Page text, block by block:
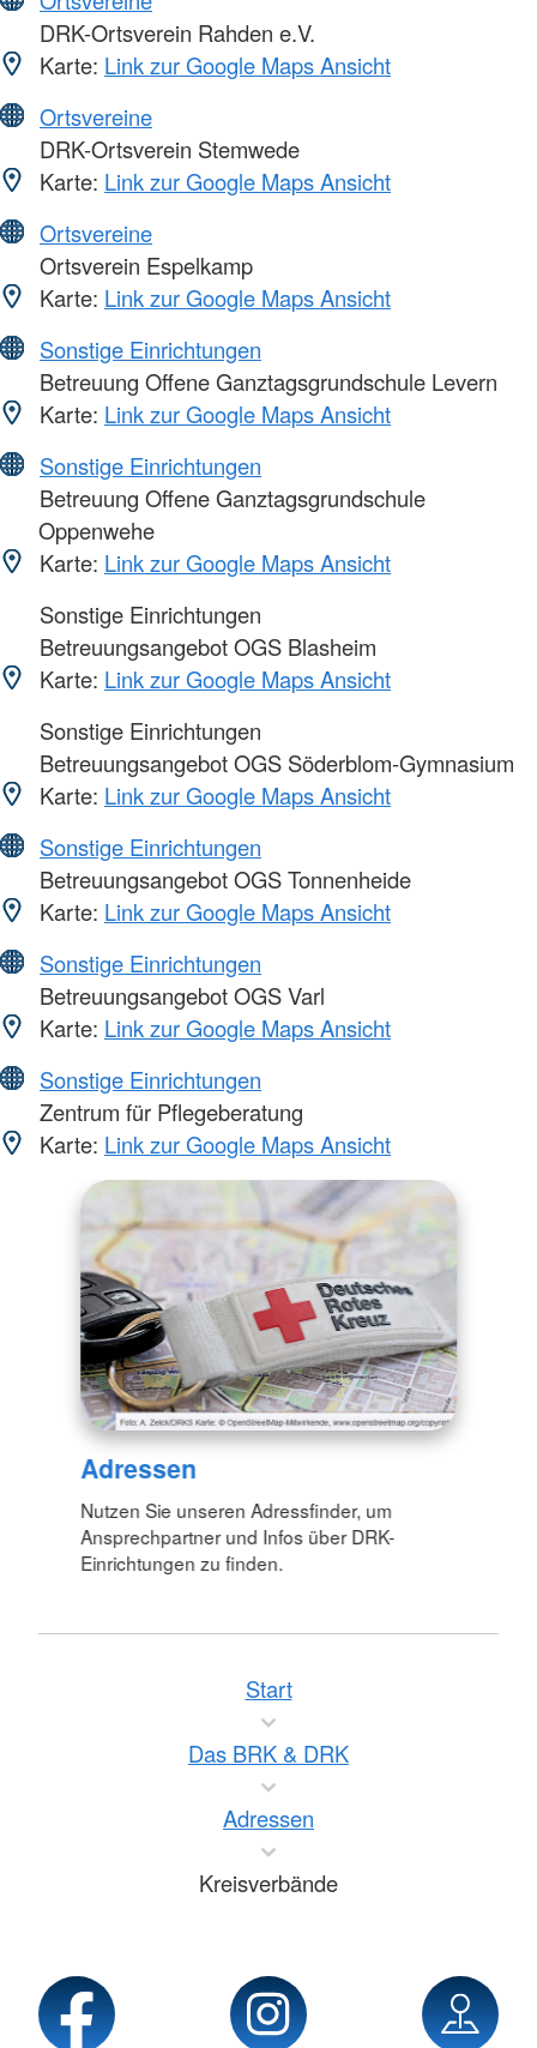
DRK-Ortsverein Rahden e.V.
Karte: Link zur Google Maps Ansicht
Ortsvereine
DRK-Ortsverein Stemwede
Karte: Link zur Google Maps Ansicht
Ortsvereine
Ortsverein Espelkamp
Karte: Link zur Google Maps Ansicht
Sonstige Einrichtungen
Betreuung Offene Ganztagsgrundschule Levern
Karte: Link zur Google Maps Ansicht
Sonstige Einrichtungen
Betreuung Offene Ganztagsgrundschule
Oppenwehe
Karte: Link zur Google Maps Ansicht
Sonstige Einrichtungen
Betreuungsangebot OGS Blasheim
Karte: Link zur Google Maps Ansicht
Sonstige Einrichtungen
Betreuungsangebot OGS Söderblom-Gymnasium
Karte: Link zur Google Maps Ansicht
Sonstige Einrichtungen
Betreuungsangebot OGS Tonnenheide
Karte: Link zur Google Maps Ansicht
Sonstige Einrichtungen
Betreuungsangebot OGS Varl
Karte: Link zur Google Maps Ansicht
Sonstige Einrichtungen
Zentrum für Pflegeberatung
Karte: Link zur Google Maps Ansicht
Adressen
Nutzen Sie unseren Adressfinder, um
Ansprechpartner und Infos über DRK-
Einrichtungen zu finden.
Start
Das BRK & DRK
Adressen
Kreisverbände